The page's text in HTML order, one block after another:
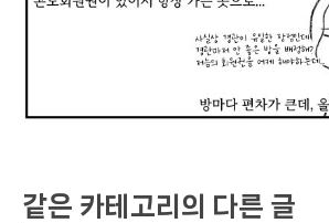
같은 카테고리의 다른 글